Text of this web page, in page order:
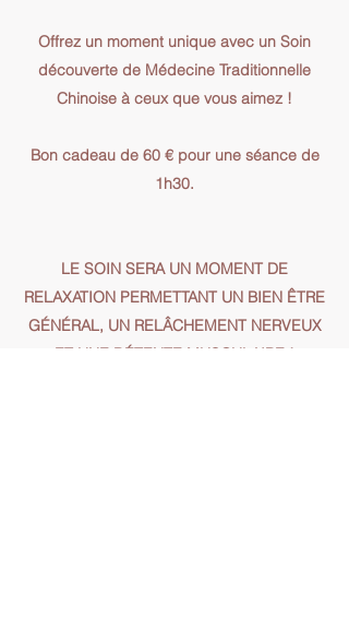
Offrez un moment unique avec un Soin
découverte de Médecine Traditionnelle
Chinoise à ceux que vous aimez !
Bon cadeau de 60 € pour une séance de
1h30.
LE SOIN SERA UN MOMENT DE
RELAXATION PERMETTANT UN BIEN ÊTRE
GÉNÉRAL, UN RELÂCHEMENT NERVEUX
ET UNE DÉTENTE MUSCULAIRE !